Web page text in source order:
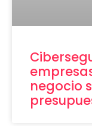
negocio